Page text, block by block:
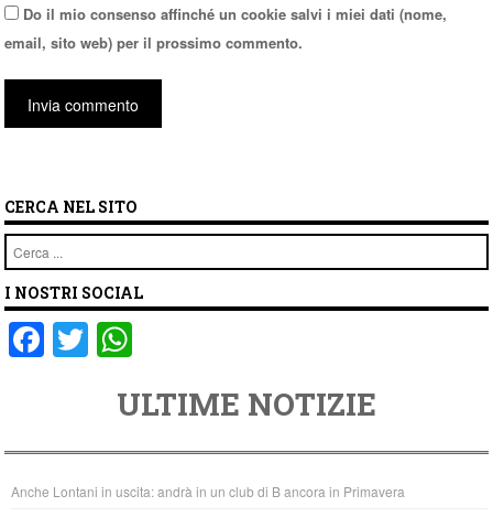
Do il mio consenso affinché un cookie salvi i miei dati (nome,
email, sito web) per il prossimo commento.
CERCA NEL SITO
Cerca
I NOSTRI SOCIAL
F
a
e
b
T
wi
er
at
s
A
ULTIME NOTIZIE
Anche Lontani in uscita: andrà in un club di B ancora in Primavera